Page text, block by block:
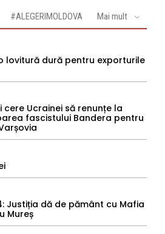
#ALEGERIMOLDOVA Mai mult
lovitură dură pentru exporturile
cere Ucrainei să renunțe la
fascistului Bandera pentru
24: Justiția dă de pământ cu Mafia
Mureș